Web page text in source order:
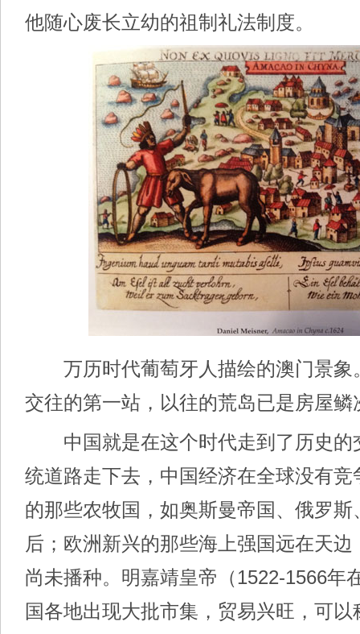
他随心废长立幼的祖制礼法制度。
万历时代葡萄牙人描绘的澳门景象
交往的第一站，以往的荒岛已是房屋鳞
中国就是在这个时代走到了历史的
统道路走下去，中国经济在全球没有竞
的那些农牧国，如奥斯曼帝国、俄罗
后；欧洲新兴的那些海上强国远在天
尚未播种。明嘉靖皇帝（1522-1566年
国各地出现大批市集，贸易兴旺，可